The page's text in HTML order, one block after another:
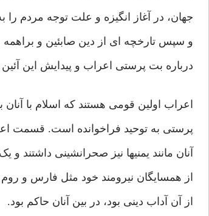
جهان، در آغاز انگیزه و علت توجه مردم
و سپس تارخچه ای از دین صابئین و براهمه و
درباره بت پرستی اعراب و پیدایش این
اعراب اولین قومی هستند که اسلام با
پرستی به توحید فراخوانده است. قسمت
آنان مانند یمنیها نیز صحرانشینی
از همسایگان نیرومند خود مثل فارس و
از آن آداب دینی بود، در بین آنان حاکم بود.